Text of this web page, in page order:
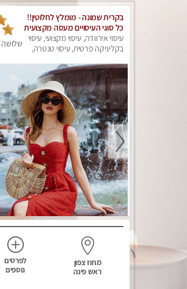
בקרית שמונה - מומלץ לחלוטין!!
כל סוגי העיסויים מעסה מקצועית
ואיכותית פרטי!!!
עיסוי אירוודה, עיסוי מקצועי, עיסוי
בקליניקה פרטית, עיסוי טנטרה,
שלושה
מחוז צפון
ראש פינה
לפרטים
נוספים